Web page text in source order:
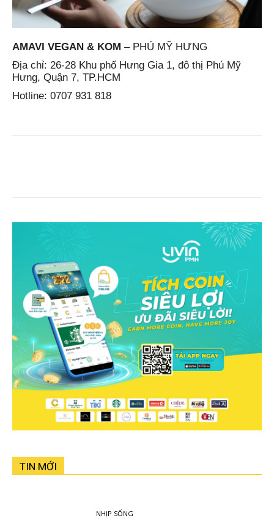
AMAVI VEGAN & KOM – PHÚ MỸ HƯNG
Địa chỉ: 26-28 Khu phố Hưng Gia 1, đô thị Phú Mỹ
Hưng, Quận 7, TP.HCM
Hotline: 0707 931 818
TIN MỚI
NHỊP SỐNG